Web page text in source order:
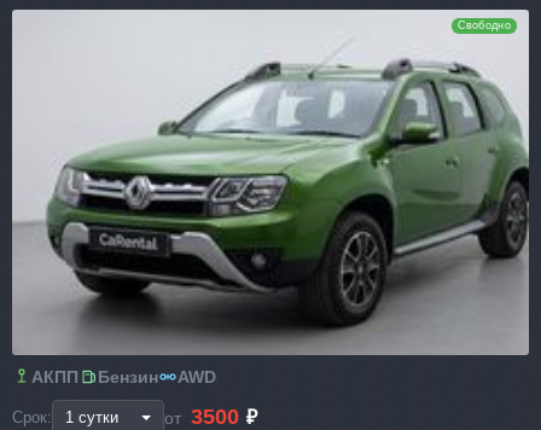
Свободно
АКПП Бензин AWD
Срок: от 3500 ₽